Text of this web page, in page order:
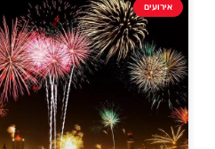
אירועים